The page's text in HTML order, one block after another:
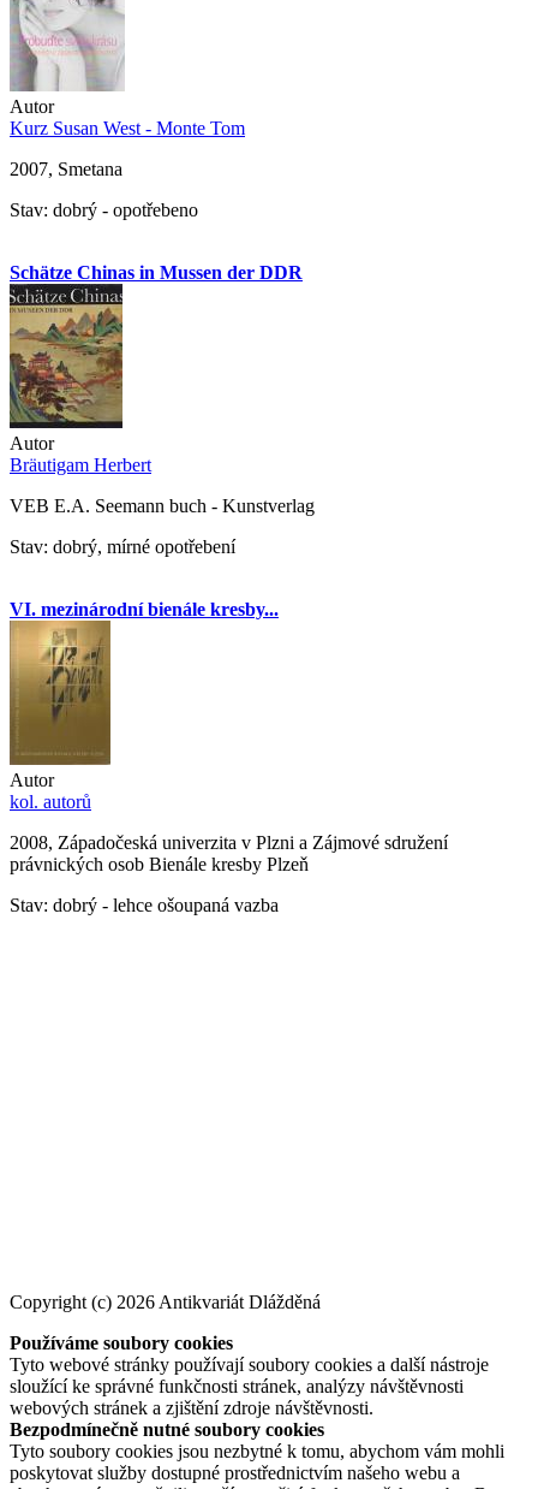
Autor
Kurz Susan West - Monte Tom
2007, Smetana
Stav: dobrý - opotřebeno
Schätze Chinas in Mussen der DDR
Autor
Bräutigam Herbert
VEB E.A. Seemann buch - Kunstverlag
Stav: dobrý, mírné opotřebení
VI. mezinárodní bienále kresby...
Autor
kol. autorů
2008, Západočeská univerzita v Plzni a Zájmové sdružení
právnických osob Bienále kresby Plzeň
Stav: dobrý - lehce ošoupaná vazba
Copyright (c) 2026 Antikvariát Dlážděná
Používáme soubory cookies
Tyto webové stránky používají soubory cookies a další nástroje
sloužící ke správné funkčnosti stránek, analýzy návštěvnosti
webových stránek a zjištění zdroje návštěvnosti.
Bezpodmínečně nutné soubory cookies
Tyto soubory cookies jsou nezbytné k tomu, abychom vám mohli
poskytovat služby dostupné prostřednictvím našeho webu a